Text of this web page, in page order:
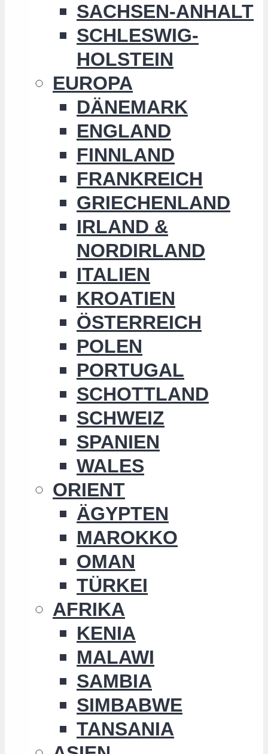
SACHSEN-ANHALT
SCHLESWIG-
HOLSTEIN
EUROPA
DÄNEMARK
ENGLAND
FINNLAND
FRANKREICH
GRIECHENLAND
IRLAND &
NORDIRLAND
ITALIEN
KROATIEN
ÖSTERREICH
POLEN
PORTUGAL
SCHOTTLAND
SCHWEIZ
SPANIEN
WALES
ORIENT
ÄGYPTEN
MAROKKO
OMAN
TÜRKEI
AFRIKA
KENIA
MALAWI
SAMBIA
SIMBABWE
TANSANIA